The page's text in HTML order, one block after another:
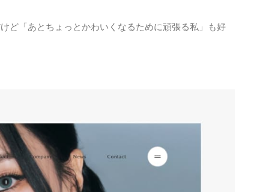
ど「あとちょっとかわいくなるために頑張る私」も好